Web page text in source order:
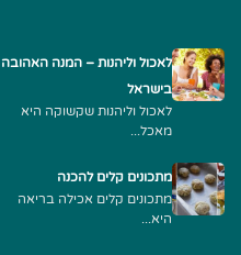
לאכול וליהנות – המנה האהובה
בישראל
לאכול וליהנות שקשוקה היא
מאכל...
מתכונים קלים להכנה
מתכונים קלים אכילה בריאה
היא...